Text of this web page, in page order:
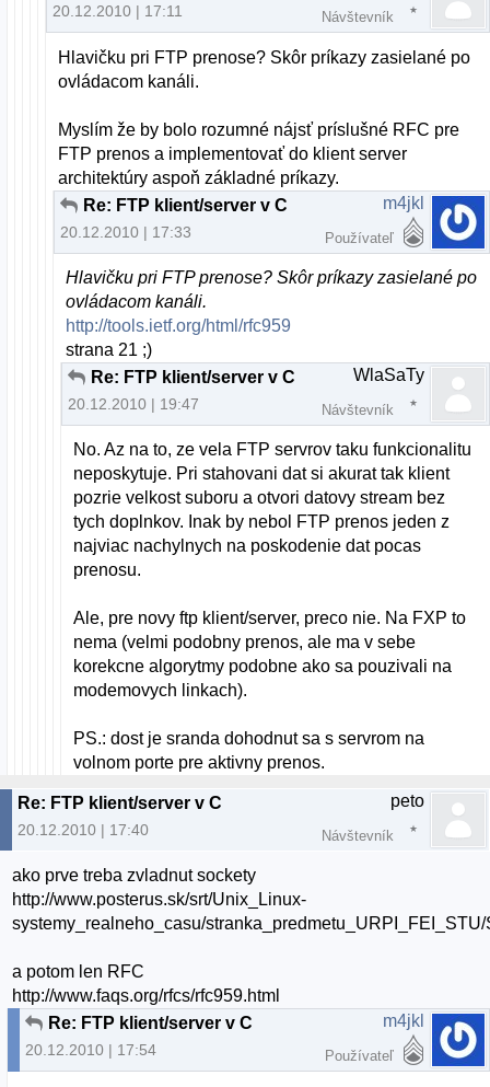
20.12.2010 | 17:11 Návštevník
Hlavičku pri FTP prenose? Skôr príkazy zasielané po
ovládacom kanáli.
Myslím že by bolo rozumné nájsť príslušné RFC pre
FTP prenos a implementovať do klient server
architektúry aspoň základné príkazy.
Re: FTP klient/server v C
20.12.2010 | 17:33
m4jkl
Používateľ
Hlavičku pri FTP prenose? Skôr príkazy zasielané po
ovládacom kanáli.
http://tools.ietf.org/html/rfc959
strana 21 ;)
Re: FTP klient/server v C
20.12.2010 | 19:47
WlaSaTy
Návštevník
No. Az na to, ze vela FTP servrov taku funkcionalitu
neposkytuje. Pri stahovani dat si akurat tak klient
pozrie velkost suboru a otvori datovy stream bez
tych doplnkov. Inak by nebol FTP prenos jeden z
najviac nachylnych na poskodenie dat pocas
prenosu.
Ale, pre novy ftp klient/server, preco nie. Na FXP to
nema (velmi podobny prenos, ale ma v sebe
korekcne algorytmy podobne ako sa pouzivali na
modemovych linkach).
PS.: dost je sranda dohodnut sa s servrom na
volnom porte pre aktivny prenos.
Re: FTP klient/server v C
20.12.2010 | 17:40
peto
Návštevník
ako prve treba zvladnut sockety
http://www.posterus.sk/srt/Unix_Linux-
systemy_realneho_casu/
a potom len RFC
http://www.faqs.org/rfcs/rfc959.html
Re: FTP klient/server v C
20.12.2010 | 17:54
m4jkl
Používateľ